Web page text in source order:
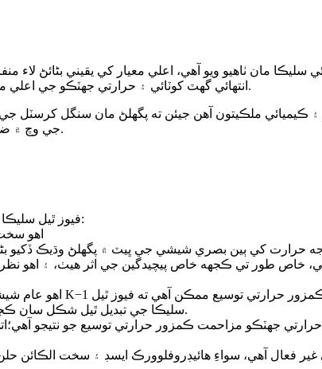
انتهائي گهٽ کوٽائي ۽ حرارتي جھٽڪو جي اعلي مزاحمت آهي.فيوز ٿيل سليڪا غير فعال آهي، بهترين ڪيميائي استحڪام آهي، ۽ انتهائي گهٽ برقي چالکائي آهي.
۽ ڪيميائي ملڪيتون آهن جيئن ته پگھلڻ مان سنگل
پاڪائي واري ڪرسٽل جي واڌ ويجهه لاءِ. pyrolytic ڪاربان ڪوٽنگ جي پرت پگھل ۽ کوارٽز crucible جي وچ ۾ ضرورت آهي.
فيوز ٿيل سليڪا ۾ ان جي مشيني، حرارتي، ڪيميائي ۽ نظرياتي ملڪيتن جي حوالي سان ڪيتريون ئي قابل ذڪر خاصيتون آهن:
• اهو
سليڪا جي تبديل ٿيل شڪل سان ڪجهه ٽائيٽينيم ڊاءِ آڪسائيڊ سان، جنهن کي ڪارننگ [4] متعارف ڪرايو ۽ الٽرا لو ايڪسپنشن گلاس سڏيو وڃي ٿو.